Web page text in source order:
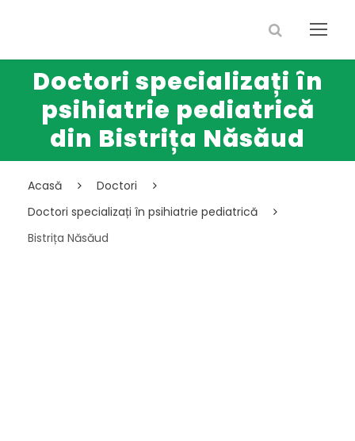
Doctori specializați în
psihiatrie pediatrică
din Bistrița Năsăud
Acasă
Doctori
Doctori specializați în psihiatrie pediatrică
Bistrița Năsăud